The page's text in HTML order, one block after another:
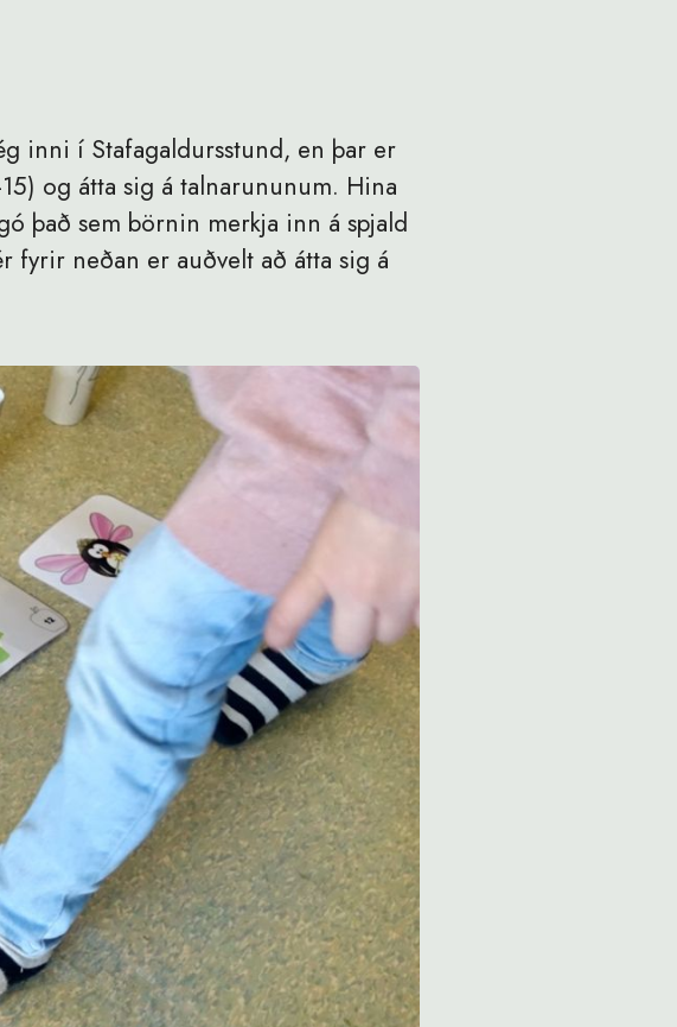
inni í Stafagaldursstund, en þar er
og átta sig á talnarununum. Hina
það sem börnin merkja inn á spjald
fyrir neðan er auðvelt að átta sig á